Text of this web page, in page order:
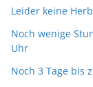
Leider keine
Noch wenige
Uhr
Noch 3 Tage bis